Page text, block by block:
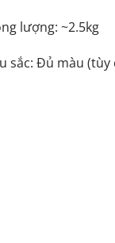
lượng: ~2.5kg
sắc: Đủ màu (tùy